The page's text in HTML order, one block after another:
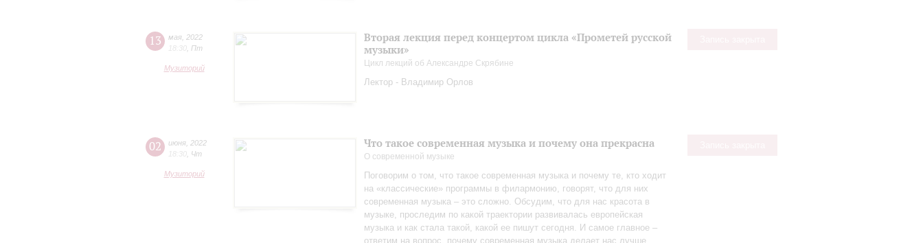
13 мая 2022
18:30 Пт
Музиторий
Вторая лекция перед концертом цикла «Прометей русской
музыки»
Цикл лекций об Александре Скрябине
Лектор - Владимир Орлов
02 июня 2022
18:30 Чт
Музиторий
Что такое современная музыка и почему она прекрасна
О современной музыке
Поговорим о том, что такое современная музыка и почему те, кто ходит
на «классические» программы в филармонию, говорят, что для них
современная музыка – это сложно. Обсудим, что для нас красота в
музыке, проследим по какой траектории развивалась европейская
музыка и как стала такой, какой ее пишут сегодня. И самое главное –
ответим на вопрос, почему современная музыка делает нас лучше